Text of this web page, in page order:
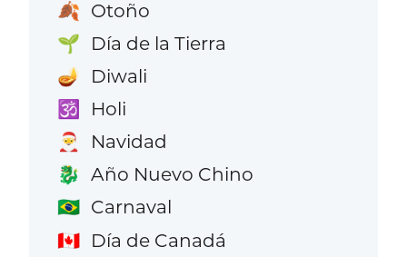
🍂 Otoño
🌱 Día de la Tierra
🪔 Diwali
🕉️ Holi
🎅 Navidad
🐉 Año Nuevo Chino
🇧🇷 Carnaval
🇨🇦 Día de Canadá